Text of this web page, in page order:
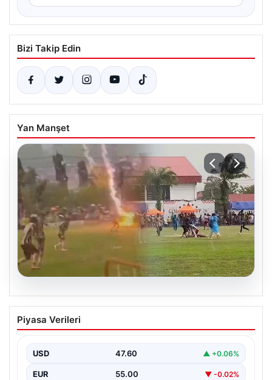
Bizi Takip Edin
Yan Manşet
04.08.2026
Olmaz denen oldu! Maç sırasında
yıldırım çarptı: O futbolcu hayatını
Piyasa Verileri
USD 47.60 ▲ +0.06%
EUR 55.00 ▼ -0.02%